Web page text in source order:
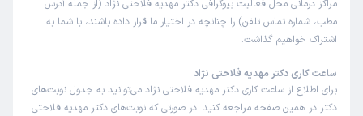
مراکز درمانی محل فعالیت بیوگرافی دکتر مهدیه فلاحتی نژاد (از جمله آدرس
مطب، شماره تماس تلفن) را چنانچه در اختیار ما قرار داده باشند، با شما به
اشتراک خواهیم گذاشت.
ساعت کاری دکتر مهدیه فلاحتی نژاد
برای اطلاع از ساعت کاری دکتر مهدیه فلاحتی نژاد می‌توانید به جدول نوبت‌های
دکتر در همین صفحه مراجعه کنید. در صورتی که نوبت‌های دکتر مهدیه فلاحتی